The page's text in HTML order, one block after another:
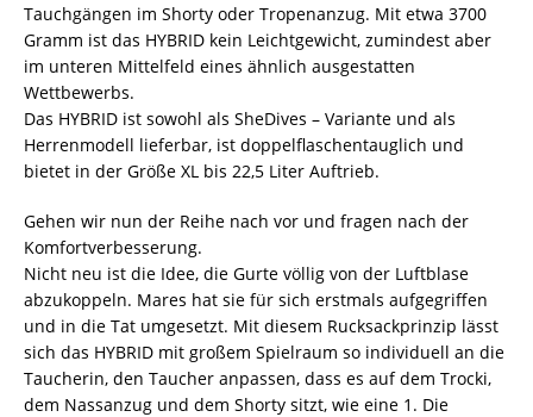
Tauchgängen im Shorty oder Tropenanzug. Mit etwa 3700
Gramm ist das HYBRID kein Leichtgewicht, zumindest aber
im unteren Mittelfeld eines ähnlich ausgestatten
Wettbewerbs.
Das HYBRID ist sowohl als SheDives – Variante und als
Herrenmodell lieferbar, ist doppelflaschentauglich und
bietet in der Größe XL bis 22,5 Liter Auftrieb.
Gehen wir nun der Reihe nach vor und fragen nach der
Komfortverbesserung.
Nicht neu ist die Idee, die Gurte völlig von der Luftblase
abzukoppeln. Mares hat sie für sich erstmals aufgegriffen
und in die Tat umgesetzt. Mit diesem Rucksackprinzip lässt
sich das HYBRID mit großem Spielraum so individuell an die
Taucherin, den Taucher anpassen, dass es auf dem Trocki,
dem Nassanzug und dem Shorty sitzt, wie eine 1. Die